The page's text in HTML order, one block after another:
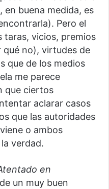
en buena medida, es
Pero el
taras, vicios, premios
no), virtudes de
que de los medios
me parece
que ciertos
aclarar casos
que las autoridades
o ambos
verdad.
en
un muy buen